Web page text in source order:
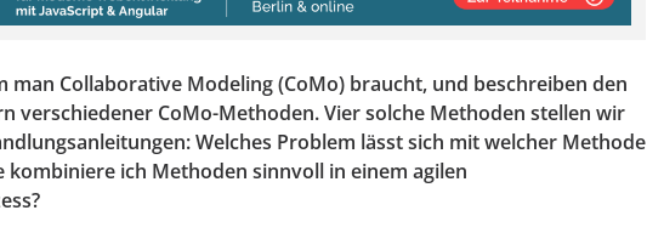
man Collaborative Modeling (CoMo) braucht, und beschreiben den
verschiedener CoMo-Methoden. Vier solche Methoden stellen wir
Welches Problem lässt sich mit welcher Methode
kombiniere ich Methoden sinnvoll in einem agilen